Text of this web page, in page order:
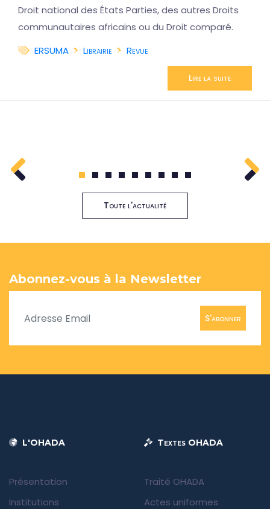
Droit national des États Parties, des autres Droits
communautaires africains ou du Droit comparé.
ERSUMA
Librairie Revue
Lire la suite
1 2 3 4 5 6 7 8 9
Toute l'actualité
Abonnez-vous à la Newsletter
S'abonner
L'OHADA
Présentation
Institutions
Textes OHADA
Traité OHADA
Actes uniformes